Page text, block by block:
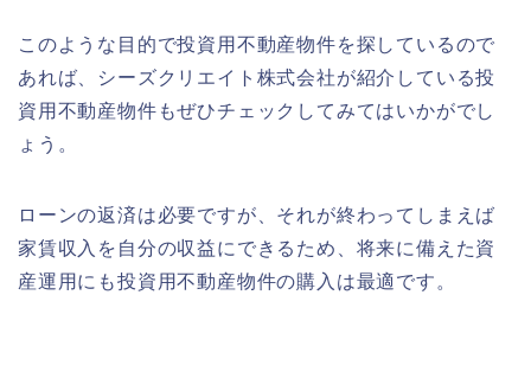
このような目的で投資用不動産物件を探しているので
あれば、シーズクリエイト株式会社が紹介している投
資用不動産物件もぜひチェックしてみてはいかがでし
ょう。
ローンの返済は必要ですが、それが終わってしまえば
家賃収入を自分の収益にできるため、将来に備えた資
産運用にも投資用不動産物件の購入は最適です。